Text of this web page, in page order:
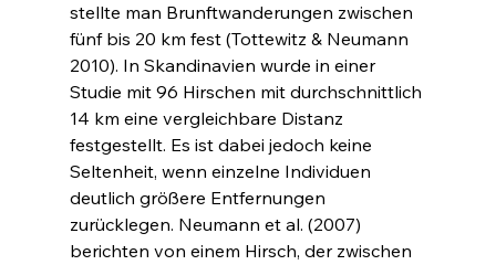
stellte man Brunftwanderungen zwischen
fünf bis 20 km fest (Tottewitz & Neumann
2010). In Skandinavien wurde in einer
Studie mit 96 Hirschen mit durchschnittlich
14 km eine vergleichbare Distanz
festgestellt. Es ist dabei jedoch keine
Seltenheit, wenn einzelne Individuen
deutlich größere Entfernungen
zurücklegen. Neumann et al. (2007)
berichten von einem Hirsch, der zwischen